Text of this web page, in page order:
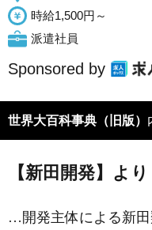
時給1,500円～
派遣社員
Sponsored by
世界大百科事典（旧版）
【新田開発】より
…開発主体による新